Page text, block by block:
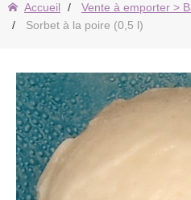
Accueil
Vente à emporter >
Sorbet à la poire (0,5 l)